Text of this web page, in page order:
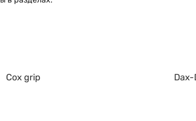
Cox grip Dax-